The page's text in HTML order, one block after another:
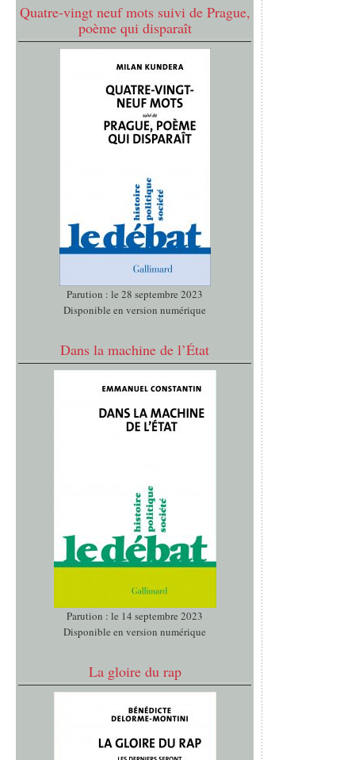
Quatre-vingt neuf mots suivi de Prague,
poème qui disparaît
Parution : le 28 septembre 2023
Disponible en version numérique
Dans la machine de l’État
Parution : le 14 septembre 2023
Disponible en version numérique
La gloire du rap